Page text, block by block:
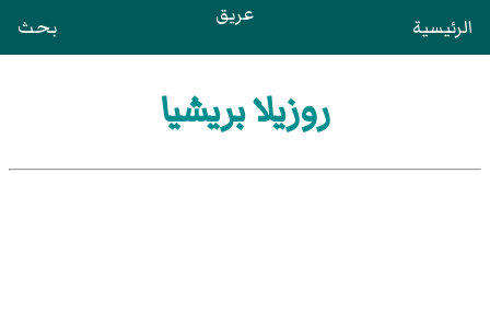
الرئيسية عريق بحث
روزيلا بريشيا